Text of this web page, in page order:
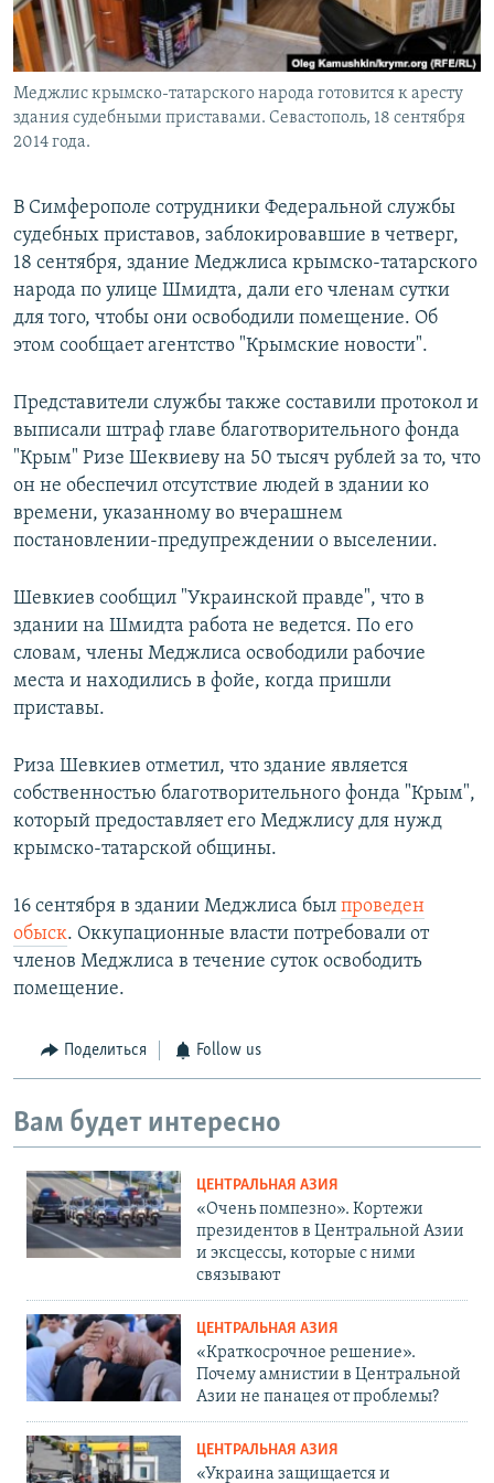
Меджлис крымско-татарского народа готовится к аресту
здания судебными приставами. Севастополь, 18 сентября
2014 года.
В Симферополе сотрудники Федеральной службы
судебных приставов, заблокировавшие в четверг,
18 сентября, здание Меджлиса крымско-татарского
народа по улице Шмидта, дали его членам сутки
для того, чтобы они освободили помещение. Об
этом сообщает агентство "Крымские новости".
Представители службы также составили протокол и
выписали штраф главе благотворительного фонда
"Крым" Ризе Шеквиеву на 50 тысяч рублей за то, что
он не обеспечил отсутствие людей в здании ко
времени, указанному во вчерашнем
постановлении-предупреждении о выселении.
Шевкиев сообщил "Украинской правде", что в
здании на Шмидта работа не ведется. По его
словам, члены Меджлиса освободили рабочие
места и находились в фойе, когда пришли
приставы.
Риза Шевкиев отметил, что здание является
собственностью благотворительного фонда "Крым",
который предоставляет его Меджлису для нужд
крымско-татарской общины.
16 сентября в здании Меджлиса был проведен
обыск. Оккупационные власти потребовали от
членов Меджлиса в течение суток освободить
помещение.
Поделиться Follow us
Вам будет интересно
ЦЕНТРАЛЬНАЯ АЗИЯ
«Очень помпезно». Кортежи
президентов в Центральной Азии
и эксцессы, которые с ними
связывают
ЦЕНТРАЛЬНАЯ АЗИЯ
«Краткосрочное решение».
Почему амнистии в Центральной
Азии не панацея от проблемы?
ЦЕНТРАЛЬНАЯ АЗИЯ
«Украина защищается и